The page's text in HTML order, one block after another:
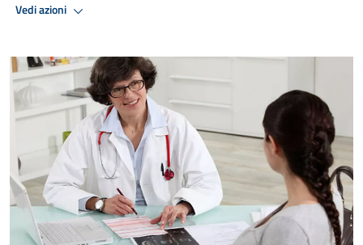
Vedi azioni